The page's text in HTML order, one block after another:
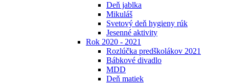
Deň jablka
Mikuláš
Svetový deň hygieny rúk
Jesenné aktivity
Rok 2020 - 2021
Rozlúčka predškolákov 2021
Bábkové divadlo
MDD
Deň matiek